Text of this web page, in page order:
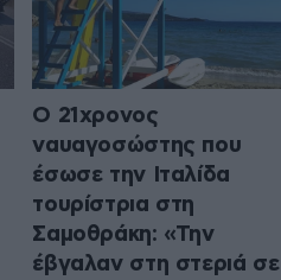
Ο 21χρονος
ναυαγοσώστης που
έσωσε την Ιταλίδα
τουρίστρια στη
Σαμοθράκη: «Την
έβγαλαν στη στεριά σε